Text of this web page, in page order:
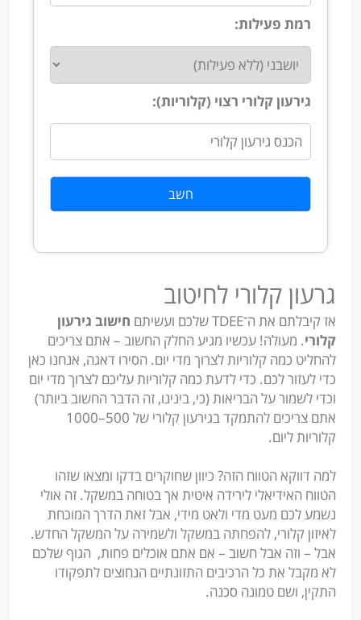
רמת פעילות:
גירעון קלורי רצוי (קלוריות):
חשב
גרעון קלורי לחיטוב
אז קיבלתם את ה־TDEE שלכם ועשיתם
חישוב גירעון
קלורי. מעולה! עכשיו מגיע החלק החשוב – אתם צריכים
להחליט כמה קלוריות לצרוך מדי יום. הסירו דאגה, אנחנו כאן
כדי לעזור לכם. כדי לדעת כמה קלוריות עליכם לצרוך מדי יום
וכדי לשמור על הבריאות (כי, בינינו, זה הדבר החשוב ביותר)
אתם צריכים להתמקד בגירעון קלורי של 500–1000
קלוריות ליום.
למה דווקא הטווח הזה? כיוון שחוקרים בדקו ומצאו שזהו
הטווח האידיאלי לירידה איטית אך בטוחה במשקל. זה אולי
נשמע לכם מעט מדי ולאט מידי, אבל זאת הדרך המוכחת
לאיזון קלורי, להפחתה במשקל ולשמירה על המשקל החדש.
אבל – וזה אבל חשוב – אם אתם אוכלים פחות, הגוף שלכם
לא מקבל את כל הרכיבים התזונתיים הנחוצים לתפקודו
התקין, ושם טמונה סכנה.